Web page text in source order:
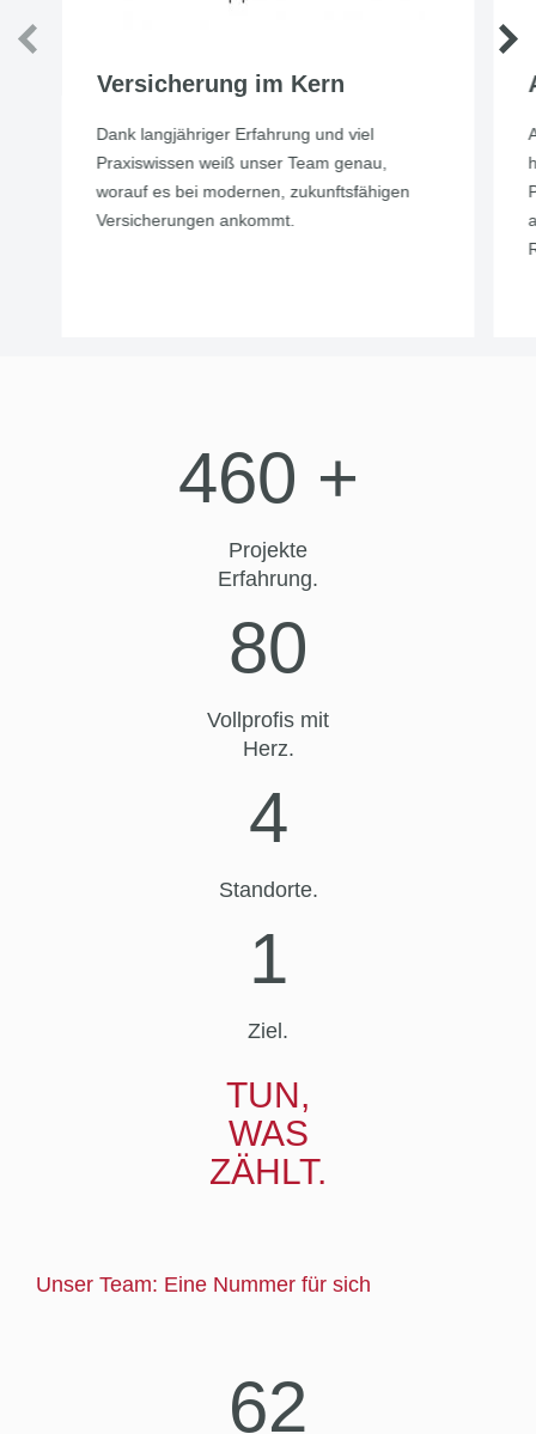
Versicherung im Kern
Dank langjähriger Erfahrung und viel
Praxiswissen weiß unser Team genau,
worauf es bei modernen, zukunftsfähigen
Versicherungen ankommt.
460 +
Projekte
Erfahrung.
80
Vollprofis mit
Herz.
4
Standorte.
1
Ziel.
TUN,
WAS
ZÄHLT.
Unser Team: Eine Nummer für sich
62